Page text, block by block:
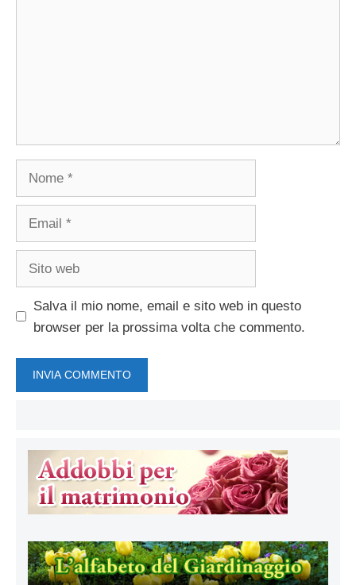
Salva il mio nome, email e sito web in questo
browser per la prossima volta che commento.